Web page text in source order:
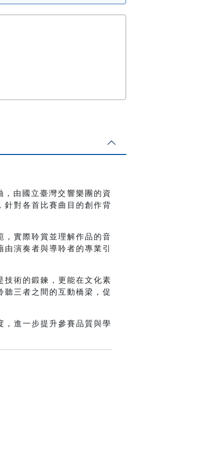
由國立臺灣交響樂團的資
針對各首比賽曲目的創作背
，實際聆賞並理解作品的音
演奏者與導聆者的專業引
技術的鍛鍊，更能在文化素
三者之間的互動橋梁，促
，進一步提升參賽品質與學